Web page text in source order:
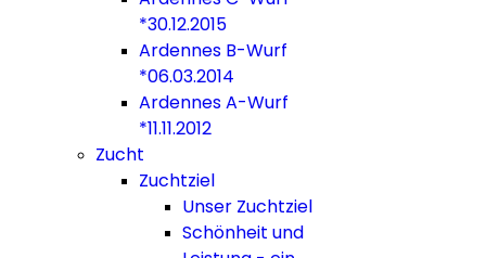
*30.12.2015
Ardennes B-Wurf
*06.03.2014
Ardennes A-Wurf
*11.11.2012
Zucht
Zuchtziel
Unser Zuchtziel
Schönheit und